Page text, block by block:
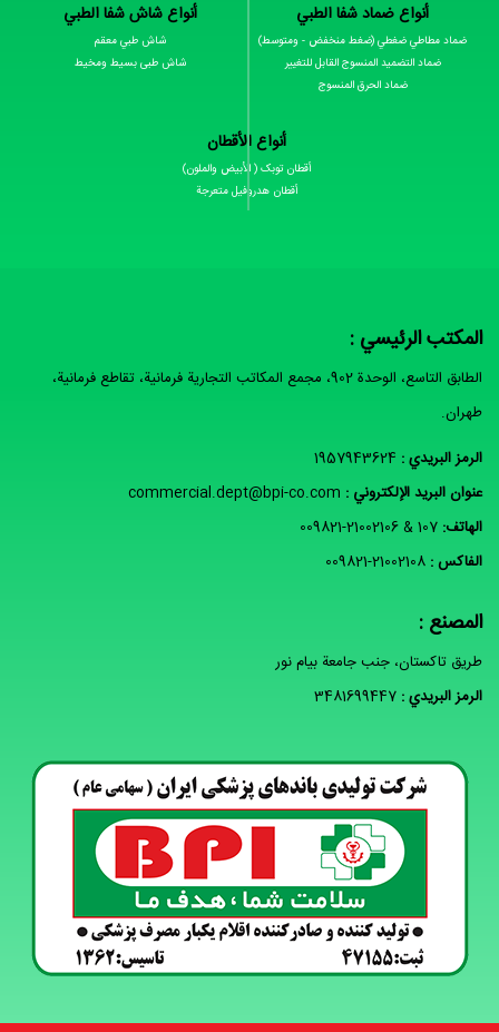
أنواع ضماد شفا الطبي
ضماد مطاطي ضغطي (ضغط منخفض - ومتوسط)
ضماد التضمید المنسوج القابل للتغییر
ضماد الحرق المنسوج
أنواع شاش شفا الطبي
شاش طبي معقم
شاش طبی بسیط ومخیط
أنواع الأقطان
أقطان توبک ( الأبیض والملون)
أقطان هدروفیل متعرجة
المكتب الرئيسي :
الطابق التاسع، الوحدة 902، مجمع المكاتب التجارية فرمانية، تقاطع فرمانية،
طهران.
الرمز البريدي : 1957943624
عنوان البريد الإلكتروني :
الهاتف: 009821-21002106 & 107
الفاكس : 009821-21002108
المصنع :
طريق تاکستان، جنب جامعة بیام نور
الرمز البريدي :